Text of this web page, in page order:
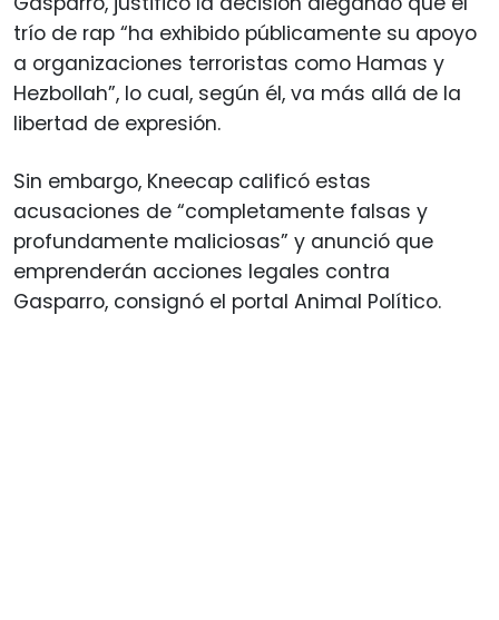
trío de rap “ha exhibido públicamente su apoyo
a organizaciones terroristas como Hamas y
Hezbollah”, lo cual, según él, va más allá de la
libertad de expresión.
Sin embargo, Kneecap calificó estas
acusaciones de “completamente falsas y
profundamente maliciosas” y anunció que
emprenderán acciones legales contra
Gasparro, consignó el portal Animal Político.